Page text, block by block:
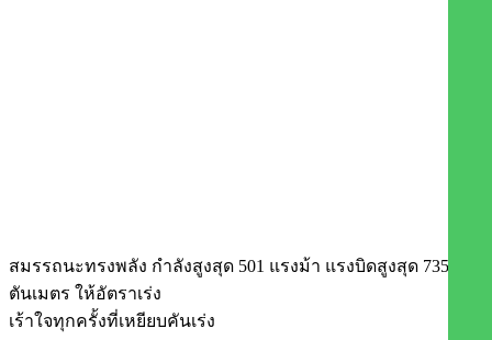
สมรรถนะทรงพลัง กำลังสูงสุด 501 แรงม้า แรงบิดสูงสุด 735 นิว
ตันเมตร ให้อัตราเร่ง
เร้าใจทุกครั้งที่เหยียบคันเร่ง​